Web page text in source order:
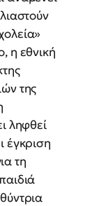
η εθνική
της
ληφθεί
έγκριση
τη